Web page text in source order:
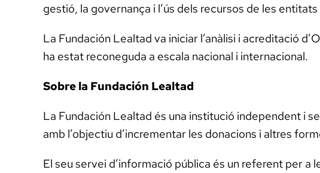
gestió, la governança i l’ús dels recursos de les
La Fundación Lealtad va iniciar l’anàlisi i acreditació
ha estat reconeguda a escala nacional i internacional.
Sobre la Fundación Lealtad
La Fundación Lealtad és una institució independent i
amb l’objectiu d’incrementar les donacions i altres
El seu servei d’informació pública és un referent per a